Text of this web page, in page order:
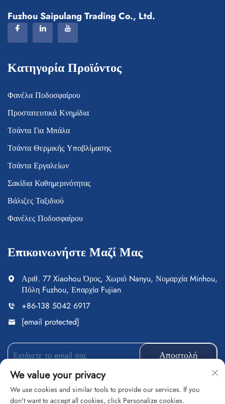
Fuzhou Saipulang Trading Co., Ltd.
Κατηγορία Προϊόντος
Φανέλα Ποδοσφαίρου
Προστατευτικά Κνημίδια
Τσάντα Για Μπάλα
Τσάντα Θερμικής Υποβλίμασης
Τσάντα Εργαλείων
Σακίδια Καθημερινότητας
Βάλιζες Ταξιδιού
Φανέλες Ποδοσφαίρου
Επικοινωνήστε Μαζί Μας
Αριθ. 77 Xiaohou Όρος, Χωριό Nanyu, Νομαρχία Minhou,
Πόλη Fuzhou, Επαρχία Fujian
+86-138 5042 6917
[email protected]
Αποστολή
We value your privacy
We use cookies and similar tools to provide our services. If you
don't want to accept all cookies, click Personalize cookies.